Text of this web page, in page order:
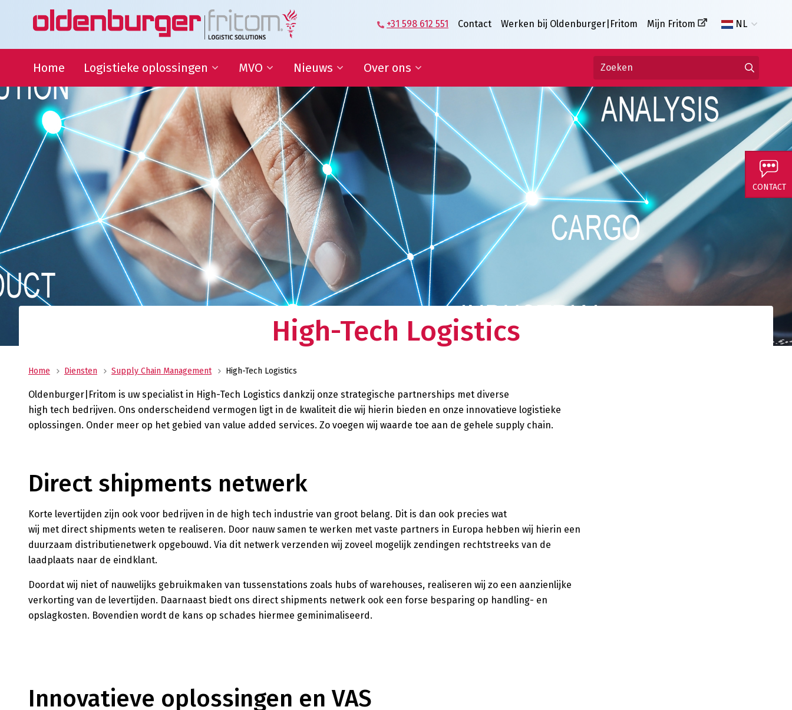
+31 598 612 551 Contact Werken bij Oldenburger|Fritom Mijn Fritom NL
Home Logistieke oplossingen
Transport
Warehousing
Supply Chain Management
Logistieke oplossingen
Uw allround logistiek dienstverlener met een
wereldwijd netwerk? Oldenburger|Fritom biedt u de
beste logistieke oplossing voor uw onderneming.
MVO
Duurzame
Ontwikkelingsdoelen
QHSE
Samenwerking onderwijs
Sportsponsoring en
partnerships
Goede doelen
Verantwoord ondernemen
Maatschappelijk verantwoord en duurzaam
ondernemen bij Oldenburger|Fritom? Lees alles over
Nieuws
Blog | Shaping the Future of
Logistics
Nieuwsbrief
In de media
Nieuws
Het laatste nieuws over en van Oldenburger|Fritom?
Op onze site leest u alles over de meest actuele
ontwikkelingen en onze innovatieve oplossingen.
Over ons
Directie en Management
Kennisorganisatie
Onze medewerkers
Partners over ons
Onze geschiedenis
Predicaat Hofleverancier
Awards Oldenburger|Fritom
Certificeringen
Over ons
Oldenburger|Fritom is een innovatieve logistieke
CONTACT
High-Tech Logistics
Home Diensten Supply Chain Management High-Tech Logistics
Oldenburger|Fritom is uw specialist in High-Tech Logistics dankzij onze strategische partnerships met diverse
high tech bedrijven. Ons onderscheidend vermogen ligt in de kwaliteit die wij hierin bieden en onze innovatieve logistieke
oplossingen. Onder meer op het gebied van value added services. Zo voegen wij waarde toe aan de gehele supply chain.
Direct shipments netwerk
Korte levertijden zijn ook voor bedrijven in de high tech industrie van groot belang. Dit is dan ook precies wat
wij met direct shipments weten te realiseren. Door nauw samen te werken met vaste partners in Europa hebben wij hierin een
duurzaam distributienetwerk opgebouwd. Via dit netwerk verzenden wij zoveel mogelijk zendingen rechtstreeks van de
laadplaats naar de eindklant.
Doordat wij niet of nauwelijks gebruikmaken van tussenstations zoals hubs of warehouses, realiseren wij zo een aanzienlijke
verkorting van de levertijden. Daarnaast biedt ons direct shipments netwerk ook een forse besparing op handling- en
opslagkosten. Bovendien wordt de kans op schades hiermee geminimaliseerd.
Innovatieve oplossingen en VAS